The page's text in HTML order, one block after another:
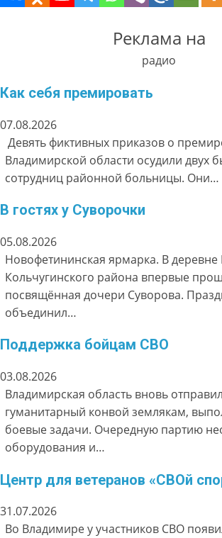
Реклама на
радио
Как себя премировать
07.08.2026
Девять фиктивных приказов о
Владимирской области осудили двух
сотрудниц районной больницы. Они…
В гостях у Суворочки
05.08.2026
Новофетининская ярмарка. В
Кольчугинского района впервые
посвящённая дочери Суворова.
объединил…
Поддержка бойцам СВО
03.08.2026
Владимирская область вновь
гуманитарный конвой землякам,
боевые задачи. Очередную партию
оборудования и…
Центр для ветеранов «СВОй
31.07.2026
Во Владимире у участников СВО